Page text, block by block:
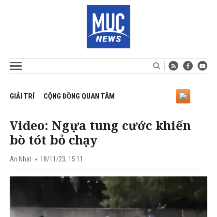
GIẢI TRÍ CỘNG ĐỒNG QUAN TÂM
Video: Ngựa tung cước khiến
bò tót bỏ chạy
An Nhật 18/11/23, 15:11